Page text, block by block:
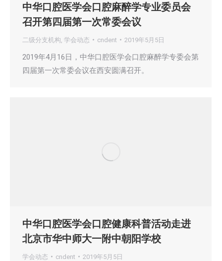
中华口腔医学会口腔麻醉学专业委员会
召开第四届第一次常委会议
二级分支机构 学会动态 cndent 2019年5月5日
2019年4月16日，中华口腔医学会口腔麻醉学专委会第
四届第一次常委会议在西安圆满召开。
中华口腔医学会口腔健康科普活动走进
北京市华中师大一附中朝阳学校
学会动态 cndent 2019年5月5日